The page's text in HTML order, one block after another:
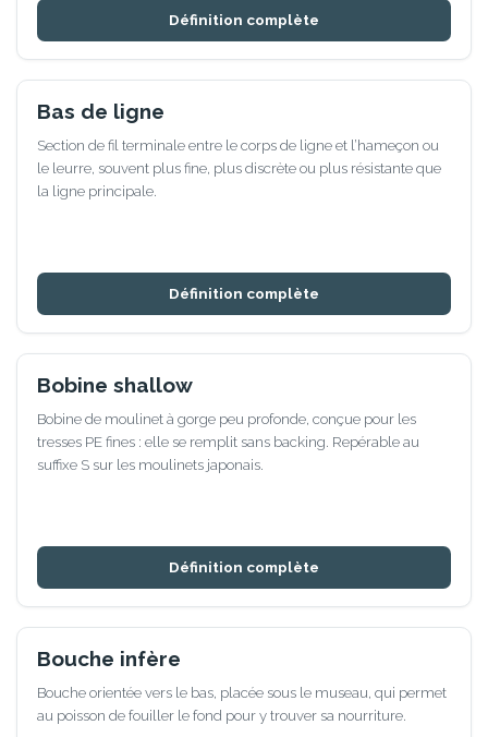
Définition complète
Bas de ligne
Section de fil terminale entre le corps de ligne et l’hameçon ou
le leurre, souvent plus fine, plus discrète ou plus résistante que
la ligne principale.
Définition complète
Bobine shallow
Bobine de moulinet à gorge peu profonde, conçue pour les
tresses PE fines : elle se remplit sans backing. Repérable au
suffixe S sur les moulinets japonais.
Définition complète
Bouche infère
Bouche orientée vers le bas, placée sous le museau, qui permet
au poisson de fouiller le fond pour y trouver sa nourriture.